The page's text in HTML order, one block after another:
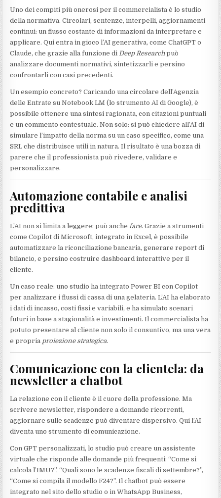
Uno dei compiti più onerosi per il commercialista è lo studio
della normativa. Circolari, sentenze, interpelli, aggiornamenti
continui: un flusso costante di informazioni da interpretare e
applicare. Qui entra in gioco l’AI generativa, come ChatGPT o
Claude, che grazie alla funzione di Deep Researchpuò
analizzare documenti normativi, sintetizzarli e persino
confrontarli con casi precedenti.
Un esempio concreto? Caricando una circolare dell’Agenzia
delle Entrate su Notebook LM (lo strumento AI di Google), è
possibile ottenere una sintesi ragionata, con citazioni puntuali
e un commento contestuale. Non solo: si può chiedere all’AI di
simulare l’impatto della norma su un caso specifico, come una
SRL che distribuisce utili in natura. Il risultato è una bozza di
parere che il professionista può rivedere, validare e
personalizzare.
Automazione contabile e analisi
predittiva
L’AI non si limita a leggere: può anche fare. Grazie a strumenti
come Copilot di Microsoft, integrato in Excel, è possibile
automatizzare la riconciliazione bancaria, generare report di
bilancio, e persino costruire dashboard interattive per il
cliente.
Un caso reale: uno studio ha integrato Power BI con Copilot
per analizzare i flussi di cassa di una gelateria. L’AI ha elaborato
i dati di incasso, costi fissi e variabili, e ha simulato scenari
futuri in base a stagionalità e investimenti. Il commercialista ha
potuto presentare al cliente non solo il consuntivo, ma una vera
e propria proiezione strategica.
Comunicazione con la clientela: da
newsletter a chatbot
La relazione con il cliente è il cuore della professione. Ma
scrivere newsletter, rispondere a domande ricorrenti,
aggiornare sulle scadenze può diventare dispersivo. Qui l’AI
diventa uno strumento di comunicazione.
Con GPT personalizzati, lo studio può creare un assistente
virtuale che risponde alle domande più frequenti: “Come si
calcola l’IMU?”, “Quali sono le scadenze fiscali di settembre?”,
“Come si compila il modello F24?”. Il chatbot può essere
integrato nel sito dello studio o in WhatsApp Business,